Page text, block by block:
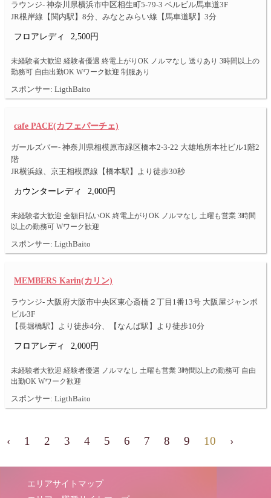
ラウンジ- 神奈川県横浜市中区相生町5-79-3 ベルビル馬車道3F
JR根岸線【関内駅】8分、みなとみらい線【馬車道駅】3分
フロアレディ 2,500円
未経験者大歓迎 経験者優遇 終電上がりOK ノルマなし 送りあり 3時間以上の
勤務可 自由出勤OK Wワーク歓迎 制服あり
スポンサー: LigthBaito
cafe PACE(カフェパーチェ)
ガールズバー- 神奈川県相模原市緑区橋本2-3-22 大雄地所本社ビル1階2
階
JR横浜線、京王相模原線【橋本駅】より徒歩30秒
カウンターレディ 2,000円
未経験者大歓迎 全額日払いOK 終電上がりOK ノルマなし 土曜も営業 3時間
以上の勤務可 Wワーク歓迎
スポンサー: LigthBaito
MEMBERS Karin(カリン)
ラウンジ- 大阪府大阪市中央区東心斎橋２丁目1番13号 大阪屋ジャンボ
ビル3F
【長堀橋駅】より徒歩4分、【なんば駅】より徒歩10分
フロアレディ 2,000円
未経験者大歓迎 経験者優遇 ノルマなし 土曜も営業 3時間以上の勤務可 自由
出勤OK Wワーク歓迎
スポンサー: LigthBaito
‹ 1 2 3 4 5 6 7 8 9 10 ›
エリアサイトマップ